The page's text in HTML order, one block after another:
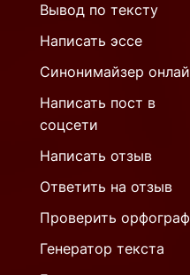
Вывод по тексту
Написать эссе
Синонимайзер
Написать пост в
соцсети
Написать отзыв
Ответить на отзыв
Проверить
Генератор текста